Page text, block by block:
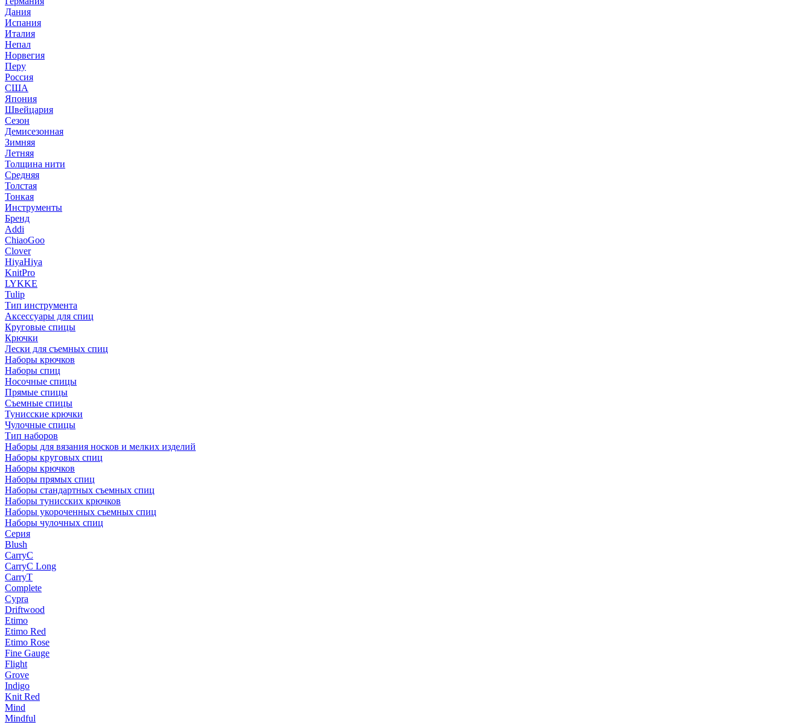
Дания
Испания
Италия
Непал
Норвегия
Перу
Россия
США
Япония
Швейцария
Сезон
Демисезонная
Зимняя
Летняя
Толщина нити
Средняя
Толстая
Тонкая
Инструменты
Бренд
Addi
ChiaoGoo
Clover
HiyaHiya
KnitPro
LYKKE
Tulip
Тип инструмента
Аксессуары для спиц
Круговые спицы
Крючки
Лески для съемных спиц
Наборы крючков
Наборы спиц
Носочные спицы
Прямые спицы
Съемные спицы
Тунисские крючки
Чулочные спицы
Тип наборов
Наборы для вязания носков и мелких изделий
Наборы круговых спиц
Наборы крючков
Наборы прямых спиц
Наборы стандартных съемных спиц
Наборы тунисских крючков
Наборы укороченных съемных спиц
Наборы чулочных спиц
Серия
Blush
CarryC
CarryC Long
CarryT
Complete
Cypra
Driftwood
Etimo
Etimo Red
Etimo Rose
Fine Gauge
Flight
Grove
Indigo
Knit Red
Mind
Mindful